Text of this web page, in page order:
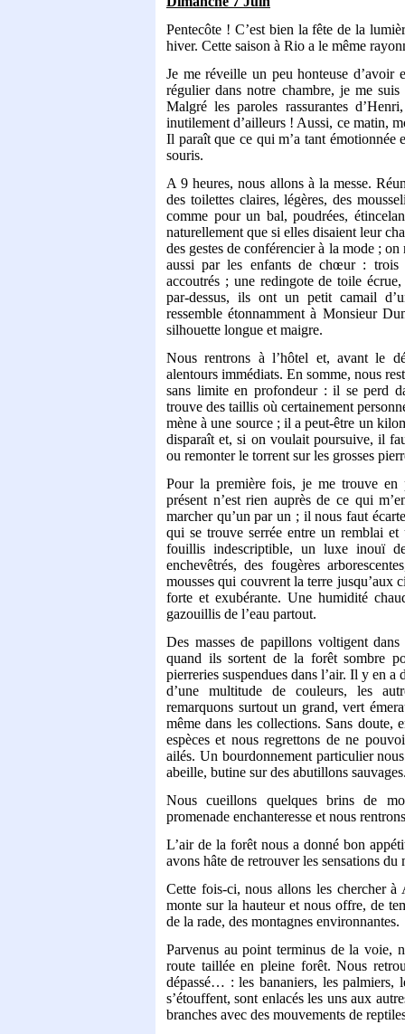
Pentecôte ! C’est bien la fête de la
hiver. Cette saison à Rio a le même
Je me réveille un peu honteuse
régulier dans notre chambre, je me
Malgré les paroles rassurantes
inutilement d’ailleurs ! Aussi, ce matin,
Il paraît que ce qui m’a tant émotionnée
souris.
A 9 heures, nous allons à la messe.
des toilettes claires, légères, des
comme pour un bal, poudrées,
naturellement que si elles disaient leur
des gestes de conférencier à la mode ;
aussi par les enfants de chœur : trois
accoutrés ; une redingote de toile
par-dessus, ils ont un petit camail
ressemble étonnamment à Monsieur
silhouette longue et maigre.
Nous rentrons à l’hôtel et, avant le
alentours immédiats. En somme, nous
sans limite en profondeur : il se perd
trouve des taillis où certainement
mène à une source ; il a peut-être un
disparaît et, si on voulait poursuive, il
ou remonter le torrent sur les grosses
Pour la première fois, je me trouve en
présent n’est rien auprès de ce qui
marcher qu’un par un ; il nous faut
qui se trouve serrée entre un remblai
fouillis indescriptible, un luxe inouï
enchevêtrés, des fougères
mousses qui couvrent la terre jusqu’aux
forte et exubérante. Une humidité
gazouillis de l’eau partout.
Des masses de papillons voltigent
quand ils sortent de la forêt sombre
pierreries suspendues dans l’air. Il y en a
d’une multitude de couleurs, les
remarquons surtout un grand, vert
même dans les collections. Sans doute,
espèces et nous regrettons de ne
ailés. Un bourdonnement particulier
abeille, butine sur des abutillons
Nous cueillons quelques brins de
promenade enchanteresse et nous
L’air de la forêt nous a donné bon
avons hâte de retrouver les sensations du
Cette fois-ci, nous allons les chercher
monte sur la hauteur et nous offre, de
de la rade, des montagnes environnantes.
Parvenus au point terminus de la voie,
route taillée en pleine forêt. Nous
dépassé… : les bananiers, les palmiers,
s’étouffent, sont enlacés les uns aux
branches avec des mouvements de